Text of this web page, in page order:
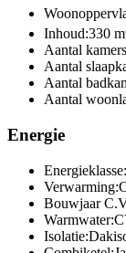
Inhoud:330 m
Aantal
Aantal
Aantal
Aantal
Energie
Energieklasse:
Verwarming:
Bouwjaar
Warmwater:
Isolatie: